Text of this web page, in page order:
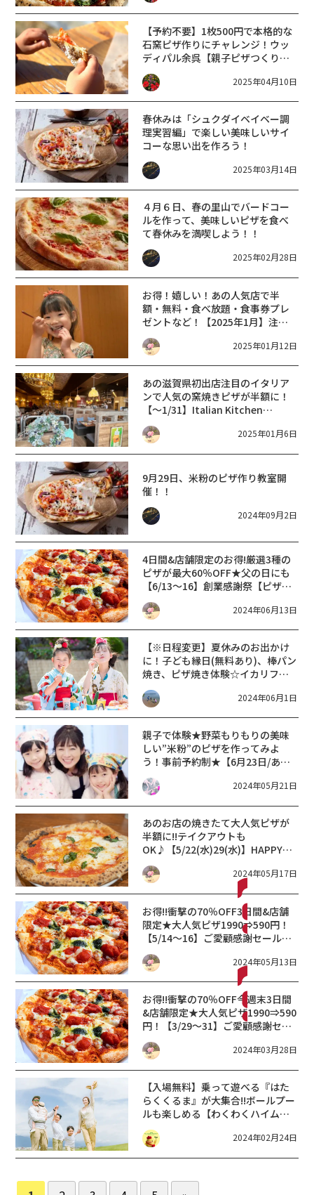
【予約不要】1枚500円で本格的な
石窯ピザ作りにチャレンジ！ウッ
ディパル余呉【親子ピザつくり体
験】開催☆
2025年04月10日
春休みは「シュクダイベイベー調
理実習編」で楽しい美味しいサイ
コーな思い出を作ろう！
2025年03月14日
４月６日、春の里山でバードコー
ルを作って、美味しいピザを食べ
て春休みを満喫しよう！！
2025年02月28日
お得！嬉しい！あの人気店で半
額・無料・食べ放題・食事券プレ
ゼントなど！【2025年1月】注目
のグルメキャンペーン４選【滋賀
県 まとめ】
2025年01月12日
あの滋賀県初出店注目のイタリア
ンで人気の窯焼きピザが半額に！
【～1/31】Italian Kitchen
VANSAN ハズイタウン守山店【オ
ープン記念特典】
2025年01月6日
9月29日、米粉のピザ作り教室開
催！！
2024年09月2日
4日間&店舗限定のお得!厳選3種の
ピザが最大60％OFF★父の日にも
【6/13～16】創業感謝祭【ピザハ
ット】
2024年06月13日
【※日程変更】夏休みのお出かけ
に！子ども縁日(無料あり)、棒パン
焼き、ピザ焼き体験☆イカリファ
ームにて開催☆【近江八幡市】
8/4(日)
2024年06月1日
親子で体験★野菜もりもりの美味
しい”米粉”のピザを作ってみよ
う！事前予約制★【6月23日/あい
とうマーガレットステーション】
2024年05月21日
あのお店の焼きたて大人気ピザが
半額に!!テイクアウトも
OK♪【5/22(水)29(水)】HAPPY
PIZZA DAY【カプリチョーザ イ
オンモール草津店】
2024年05月17日
お得!!衝撃の70％OFF3日間&店舗
限定★大人気ピザ1990⇒590円！
【5/14～16】ご愛顧感謝セール
【ピザハット】
2024年05月13日
お得!!衝撃の70％OFF今週末3日間
&店舗限定★大人気ピザ1990⇒590
円！【3/29～31】ご愛顧感謝セー
ル【ピザハット】
2024年03月28日
【入場無料】乗って遊べる『はた
らくくるま』が大集合!!ボールプー
ルも楽しめる【わくわくハイムの
お家見学イベント】水口展示場
【3/2・3】
2024年02月24日